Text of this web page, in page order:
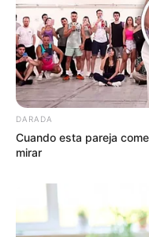
DARADA
Cuando esta pareja
mirar